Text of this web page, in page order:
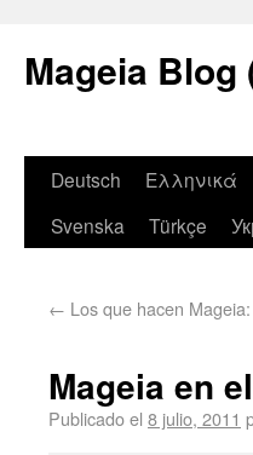
Mageia Blog
Deutsch Ελληνικά
Svenska
Türkçe
← Los que hacen
Mageia en
Publicado el 8 julio, 2011